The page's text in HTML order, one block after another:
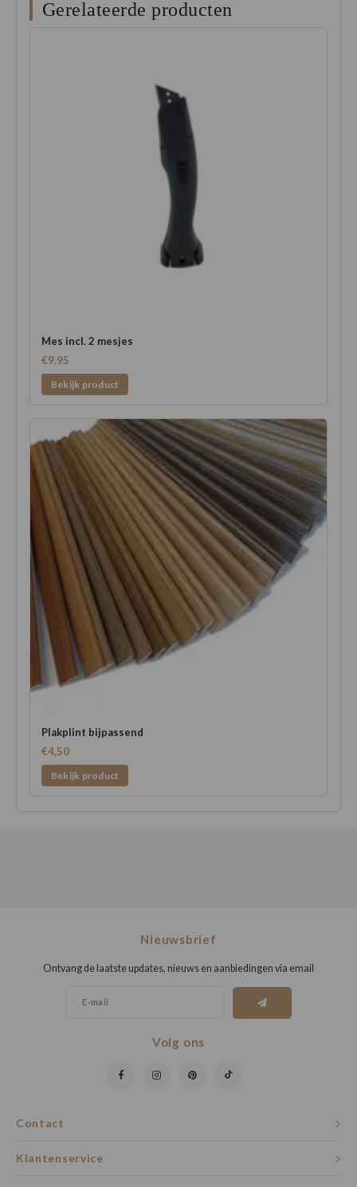
Gerelateerde producten
Mes incl. 2 mesjes
€9,95
Bekijk product
Plakplint bijpassend
€4,50
Bekijk product
Contact
Nieuwsbrief
Ontvang de laatste updates, nieuws en aanbiedingen via email
Volg ons
Klantenservice